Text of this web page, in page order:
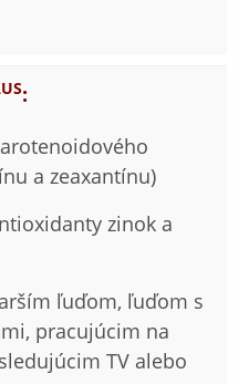
:
a zeaxantínu)
zinok a
ľuďom, ľuďom s
pracujúcim na
TV alebo